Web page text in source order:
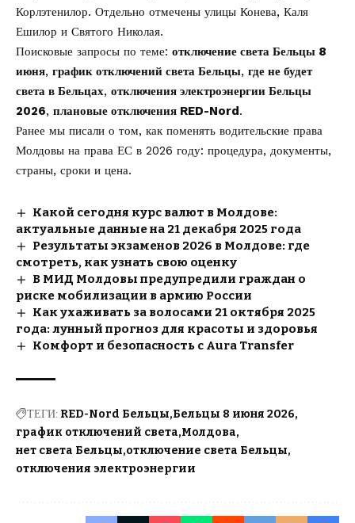
Корлэтенилор. Отдельно отмечены улицы Конева, Каля
Ешилор и Святого Николая.
Поисковые запросы по теме: отключение света Бельцы 8
июня, график отключений света Бельцы, где не будет
света в Бельцах, отключения электроэнергии Бельцы
2026, плановые отключения RED-Nord.
Ранее мы писали о том, как поменять водительские права
Молдовы на права ЕС в 2026 году: процедура, документы,
страны, сроки и цена.
Какой сегодня курс валют в Молдове:
актуальные данные на 21 декабря 2025 года
Результаты экзаменов 2026 в Молдове: где
смотреть, как узнать свою оценку
В МИД Молдовы предупредили граждан о
риске мобилизации в армию России
Как ухаживать за волосами 21 октября 2025
года: лунный прогноз для красоты и здоровья
Комфорт и безопасность с Aura Transfer
ТЕГИ: RED-Nord Бельцы Бельцы 8 июня 2026
график отключений света Молдова
нет света Бельцы отключение света Бельцы
отключения электроэнергии